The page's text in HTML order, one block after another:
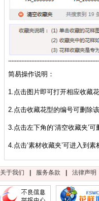
简易操作说明：
1.点击图片即可打开相应收藏
2.点击收藏花型的编号可删除
3.点击左下角的‘清空收藏夹’
4.点击‘素材收藏夹’可进入到
关于我们 服务条款 法律声明